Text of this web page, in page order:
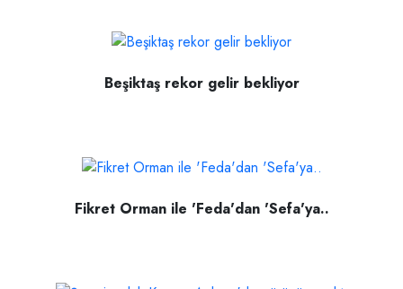
Beşiktaş rekor gelir bekliyor
Fikret Orman ile 'Feda'dan 'Sefa'ya..